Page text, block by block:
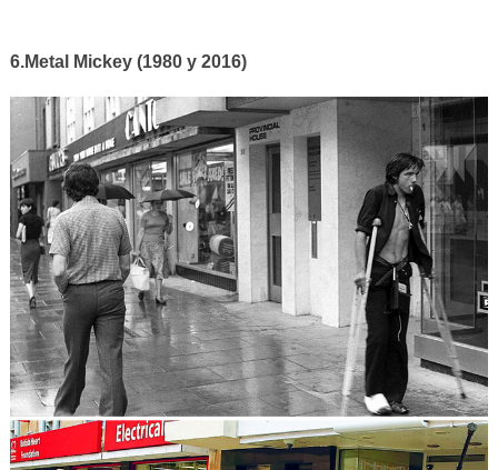
6.Metal Mickey (1980 y 2016)